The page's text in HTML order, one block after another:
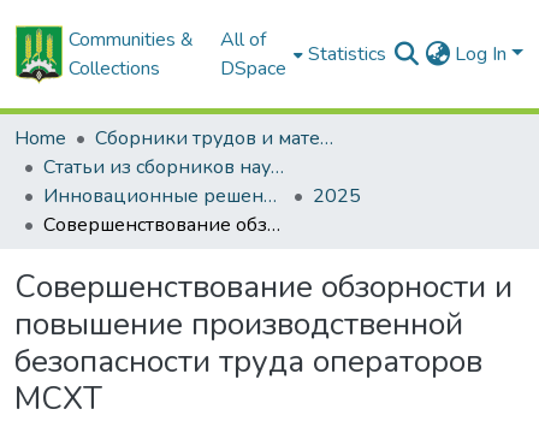
Communities &
Collections
All of
DSpace
Statistics Log In
Home
Сборники трудов и материалов конференций
Статьи из сборников научных трудов
Инновационные решения в технологиях и механизации сельскохозяйственного производства
2025
Совершенствование обзорности и повышение производственной безопасности труда операторов МСХТ
Совершенствование обзорности и
повышение производственной
безопасности труда операторов
МСХТ